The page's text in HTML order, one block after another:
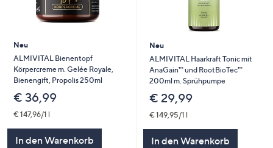
Neu
ALMIVITAL Bienentopf
Körpercreme m. Gelée Royale,
Bienengift, Propolis 250ml
€ 36,99
€ 147,96/1 l
In den Warenkorb
Neu
ALMIVITAL Haarkraft Tonic mit
AnaGain™ und RootBioTec™
200ml m. Sprühpumpe
€ 29,99
€ 149,95/1 l
In den Warenkorb